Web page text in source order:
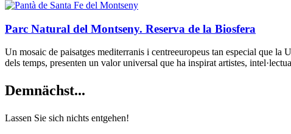
Parc Natural del Montseny. Reserva de la Biosfera
Un mosaic de paisatges mediterranis i centreeuropeus tan especial que
dels temps, presenten un valor universal que ha inspirat artistes,
Demnächst...
Lassen Sie sich nichts entgehen!